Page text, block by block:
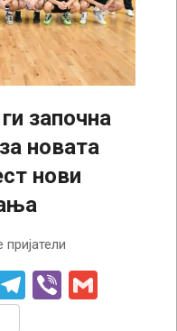
започна
новата
нови
Telegram
Viber